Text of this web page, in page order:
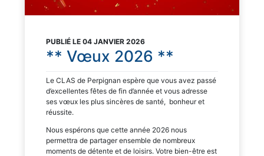
PUBLIÉ LE 04 JANVIER 2026
** Vœux 2026 **
Le CLAS de Perpignan espère que vous avez passé
d’excellentes fêtes de fin d’année et vous adresse
ses vœux les plus sincères de santé, bonheur et
réussite.
Nous espérons que cette année 2026 nous
permettra de partager ensemble de nombreux
moments de détente et de loisirs. Votre bien-être est